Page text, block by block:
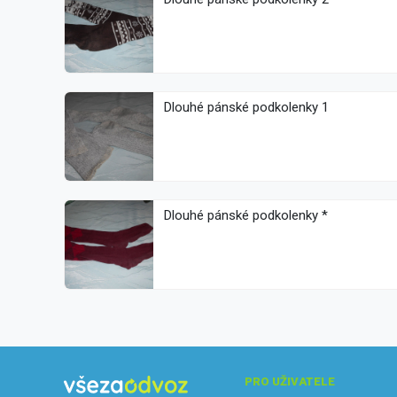
Dlouhé pánské podkolenky 1
Dlouhé pánské podkolenky *
PRO UŽIVATELE